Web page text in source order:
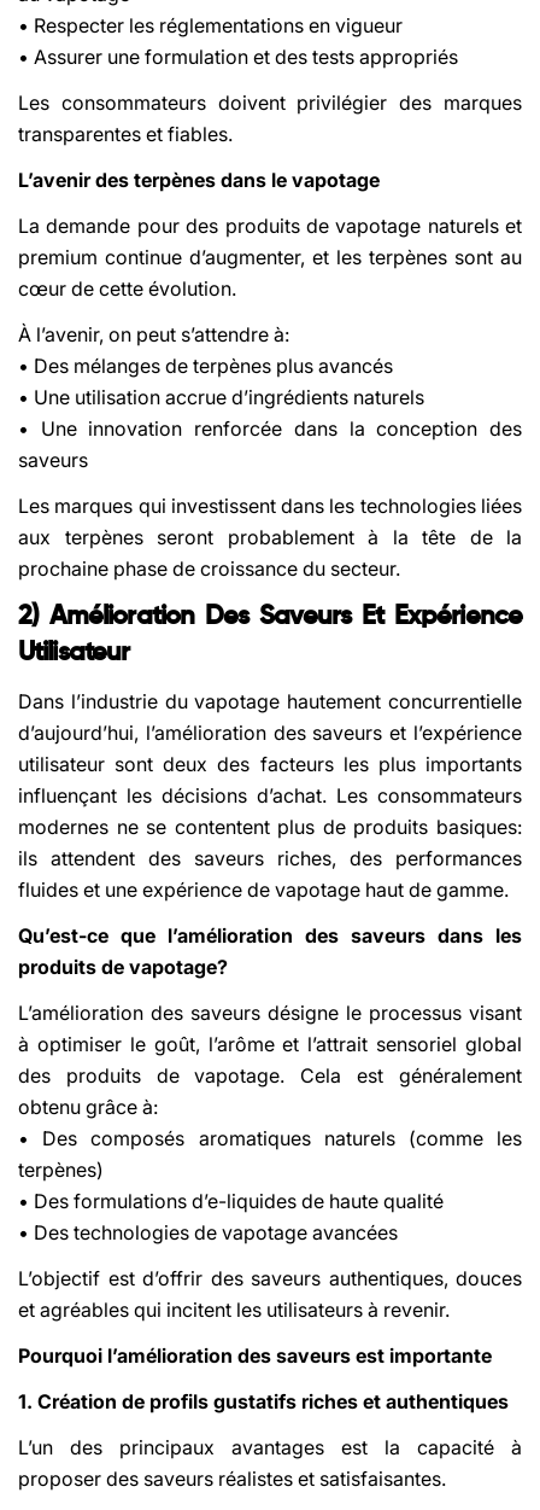
• Respecter les réglementations en vigueur
• Assurer une formulation et des tests appropriés
Les consommateurs doivent privilégier des marques
transparentes et fiables.
L’avenir des terpènes dans le vapotage
La demande pour des produits de vapotage naturels et
premium continue d’augmenter, et les terpènes sont au
cœur de cette évolution.
À l’avenir, on peut s’attendre à:
• Des mélanges de terpènes plus avancés
• Une utilisation accrue d’ingrédients naturels
• Une innovation renforcée dans la conception des
saveurs
Les marques qui investissent dans les technologies liées
aux terpènes seront probablement à la tête de la
prochaine phase de croissance du secteur.
2) Amélioration Des Saveurs Et Expérience
Utilisateur
Dans l’industrie du vapotage hautement concurrentielle
d’aujourd’hui, l’amélioration des saveurs et l’expérience
utilisateur sont deux des facteurs les plus importants
influençant les décisions d’achat. Les consommateurs
modernes ne se contentent plus de produits basiques:
ils attendent des saveurs riches, des performances
fluides et une expérience de vapotage haut de gamme.
Qu’est-ce que l’amélioration des saveurs dans les
produits de vapotage?
L’amélioration des saveurs désigne le processus visant
à optimiser le goût, l’arôme et l’attrait sensoriel global
des produits de vapotage. Cela est généralement
obtenu grâce à:
• Des composés aromatiques naturels (comme les
terpènes)
• Des formulations d’e-liquides de haute qualité
• Des technologies de vapotage avancées
L’objectif est d’offrir des saveurs authentiques, douces
et agréables qui incitent les utilisateurs à revenir.
Pourquoi l’amélioration des saveurs est importante
1. Création de profils gustatifs riches et authentiques
L’un des principaux avantages est la capacité à
proposer des saveurs réalistes et satisfaisantes.